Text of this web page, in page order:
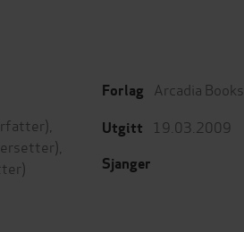
Forlag Arcadia Books
Utgitt 19.03.2009
Sjanger